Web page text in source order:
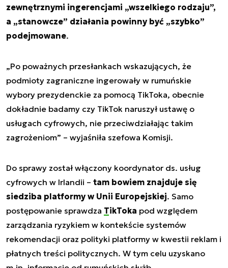
zewnętrznymi ingerencjami „wszelkiego rodzaju”,
a „stanowcze” działania powinny być „szybko”
podejmowane.
„Po poważnych przesłankach wskazujących, że
podmioty zagraniczne ingerowały w rumuńskie
wybory prezydenckie za pomocą TikToka, obecnie
dokładnie badamy czy TikTok naruszył ustawę o
usługach cyfrowych, nie przeciwdziałając takim
zagrożeniom” – wyjaśniła szefowa Komisji.
Do sprawy został włączony koordynator ds. usług
cyfrowych w Irlandii – tam bowiem znajduje się
siedziba platformy w Unii Europejskiej. Samo
postępowanie sprawdza TikToka pod względem
zarządzania ryzykiem w kontekście systemów
rekomendacji oraz polityki platformy w kwestii reklam i
płatnych treści politycznych. W tym celu uzyskano